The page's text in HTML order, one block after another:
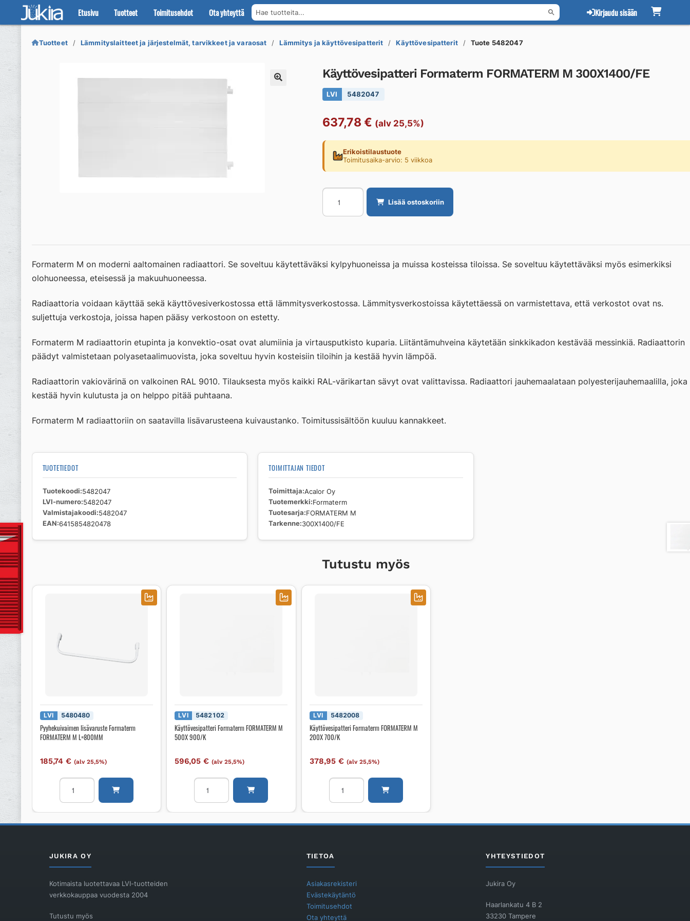
Etusivu Tuotteet Toimitusehdot Ota yhteyttä Hae tuotteita... Kirjaudu sisään
Siirry
navigointiin
Siirry
sisältöön
Tuotteet Lämmityslaitteet ja järjestelmät, tarvikkeet ja varaosat Lämmitys ja käyttövesipatterit Käyttövesipatterit Tuote 5482047
Käyttövesipatteri Formaterm FORMATERM M 300X1400/FE
LVI 5482047
637,78 € (alv 25,5%)
Erikoistilaustuote
Toimitusaika-arvio: 5 viikkoa
Käyttövesipatteri
Formaterm
FORMATERM
300X1400/FE
Lisää ostoskoriin
Formaterm M on moderni aaltomainen radiaattori. Se soveltuu käytettäväksi kylpyhuoneissa ja muissa kosteissa tiloissa. Se soveltuu käytettäväksi myös esimerkiksi
olohuoneessa, eteisessä ja makuuhuoneessa.
Radiaattoria voidaan käyttää sekä käyttövesiverkostossa että lämmitysverkostossa. Lämmitysverkostoissa käytettäessä on varmistettava, että verkostot ovat ns.
suljettuja verkostoja, joissa hapen pääsy verkostoon on estetty.
Formaterm M radiaattorin etupinta ja konvektio-osat ovat alumiinia ja virtausputkisto kuparia. Liitäntämuhveina käytetään sinkkikadon kestävää messinkiä. Radiaattorin
päädyt valmistetaan polyasetaalimuovista, joka soveltuu hyvin kosteisiin tiloihin ja kestää hyvin lämpöä.
Radiaattorin vakiovärinä on valkoinen RAL 9010. Tilauksesta myös kaikki RAL-värikartan sävyt ovat valittavissa. Radiaattori jauhemaalataan polyesterijauhemaalilla, joka
kestää hyvin kulutusta ja on helppo pitää puhtaana.
Formaterm M radiaattoriin on saatavilla lisävarusteena kuivaustanko. Toimitussisältöön kuuluu kannakkeet.
TUOTETIEDOT
Tuotekoodi 5482047
LVI-numero 5482047
Valmistajakoodi 5482047
EAN 6415854820478
TOIMITTAJAN TIEDOT
Toimittaja Acalor Oy
Tuotemerkki Formaterm
Tuotesarja FORMATERM M
Tarkenne 300X1400/FE
Tutustu myös
LVI 5480480
Pyyhekuivaimen lisävaruste Formaterm
FORMATERM M L=800MM
185,74€ (alv 25,5%)
Pyyhekuivaimen
lisävaruste
Formaterm
M
LVI 5482102
Käyttövesipatteri Formaterm FORMATERM M
500X 900/K
596,05€ (alv 25,5%)
Käyttövesipatteri
Formaterm
FORMATERM
500X
LVI 5482008
Käyttövesipatteri Formaterm FORMATERM M
200X 700/K
378,95 € (alv 25,5%)
Käyttövesipatteri
Formaterm
FORMATERM
200X
JUKIRA OY
Kotimaista luotettavaa LVI-tuotteiden
verkkokauppaa vuodesta 2004
Tutustu myös
TIETOA
Asiakasrekisteri
Evästekäytäntö
Toimitusehdot
Ota yhteyttä
YHTEYSTIEDOT
Jukira Oy
Haarlankatu 4 B 2
33230 Tampere